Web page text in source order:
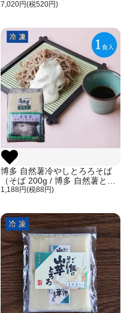
（ご自宅用、箱なし）
7,020円(税520円)
博多 自然薯冷やしとろろそば
（そば 200g / 博多 自然薯とろ
ろ55g×1個 / 麺つゆ1袋(50g)）
1,188円(税88円)